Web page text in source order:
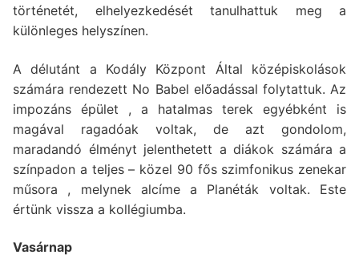
történetét, elhelyezkedését tanulhattuk meg a
különleges helyszínen.
A délutánt a Kodály Központ Által középiskolások
számára rendezett No Babel előadással folytattuk. Az
impozáns épület , a hatalmas terek egyébként is
magával ragadóak voltak, de azt gondolom,
maradandó élményt jelenthetett a diákok számára a
színpadon a teljes – közel 90 fős szimfonikus zenekar
műsora , melynek alcíme a Planéták voltak. Este
értünk vissza a kollégiumba.
Vasárnap